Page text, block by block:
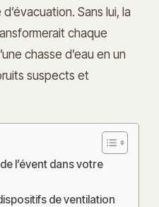
Sans lui, la
chaque
chasse d’eau en un
suspects et
l’évent dans votre
de ventilation